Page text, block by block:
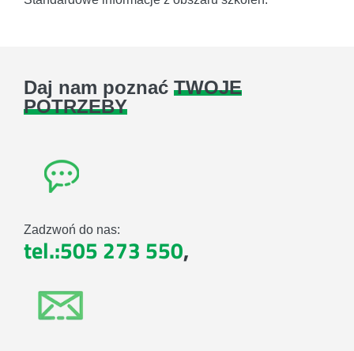
Daj nam poznać TWOJE
POTRZEBY
Zadzwoń do nas:
tel.:505 273 550,